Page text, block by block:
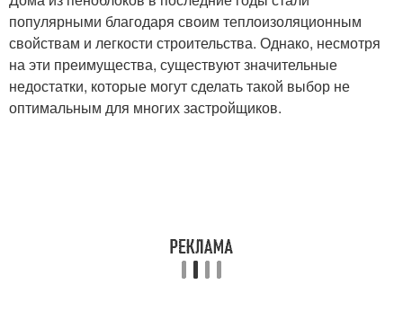
популярными благодаря своим теплоизоляционным
свойствам и легкости строительства. Однако, несмотря
на эти преимущества, существуют значительные
недостатки, которые могут сделать такой выбор не
оптимальным для многих застройщиков.